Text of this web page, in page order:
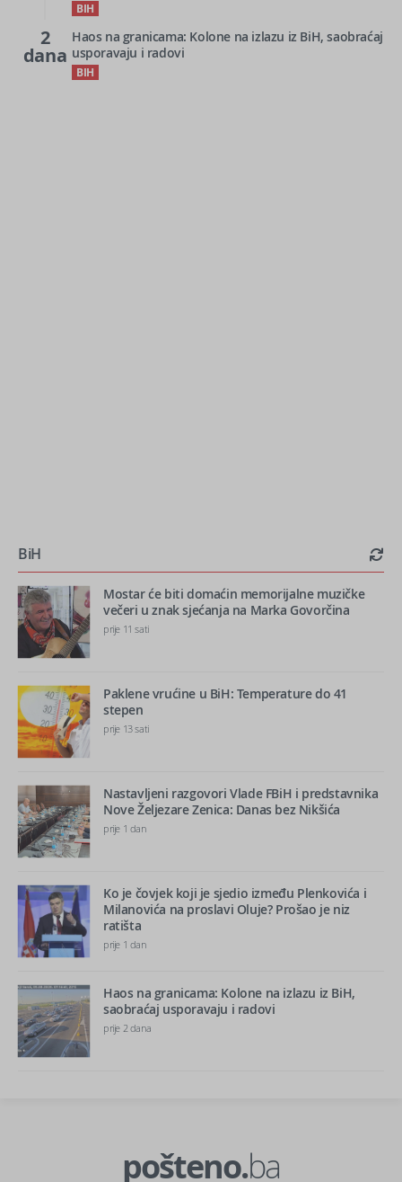
BIH
2
dana
Haos na granicama: Kolone na izlazu iz BiH, saobraćaj
usporavaju i radovi
BIH
BiH
Mostar će biti domaćin memorijalne muzičke
večeri u znak sjećanja na Marka Govorčina
prije 11 sati
Paklene vrućine u BiH: Temperature do 41
stepen
prije 13 sati
Nastavljeni razgovori Vlade FBiH i predstavnika
Nove Željezare Zenica: Danas bez Nikšića
prije 1 dan
Ko je čovjek koji je sjedio između Plenkovića i
Milanovića na proslavi Oluje? Prošao je niz
ratišta
prije 1 dan
Haos na granicama: Kolone na izlazu iz BiH,
saobraćaj usporavaju i radovi
prije 2 dana
pošteno.ba